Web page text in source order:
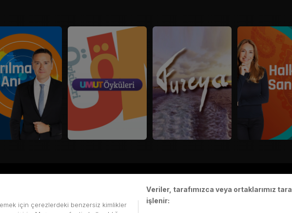
Kvkk Politikası Çerez Politikası
için çerezlerdeki benzersiz kimlikler
Veriler, tarafımızca veya ortaklarımız
işlenir: